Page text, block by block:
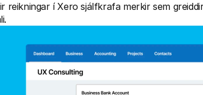
reikningar í Xero sjálfkrafa merkir sem